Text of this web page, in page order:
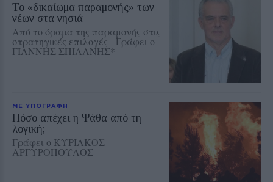
Το «δικαίωμα παραμονής» των
νέων στα νησιά
Από το όραμα της παραμονής στις
στρατηγικές επιλογές - Γράφει ο
ΓΙΑΝΝΗΣ ΣΠΙΛΑΝΗΣ*
ΜΕ ΥΠΟΓΡΑΦΗ
Πόσο απέχει η Ψάθα από τη
λογική;
Γράφει ο ΚΥΡΙΑΚΟΣ
ΑΡΓΥΡΟΠΟΥΛΟΣ